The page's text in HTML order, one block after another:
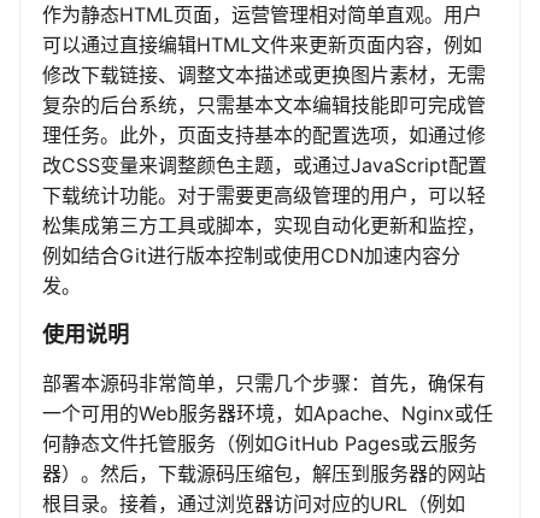
作为静态HTML页面，运营管理相对简单直观。用户
可以通过直接编辑HTML文件来更新页面内容，例如
修改下载链接、调整文本描述或更换图片素材，无需
复杂的后台系统，只需基本文本编辑技能即可完成管
理任务。此外，页面支持基本的配置选项，如通过修
改CSS变量来调整颜色主题，或通过JavaScript配置
下载统计功能。对于需要更高级管理的用户，可以轻
松集成第三方工具或脚本，实现自动化更新和监控，
例如结合Git进行版本控制或使用CDN加速内容分
发。
使用说明
部署本源码非常简单，只需几个步骤：首先，确保有
一个可用的Web服务器环境，如Apache、Nginx或任
何静态文件托管服务（例如GitHub Pages或云服务
器）。然后，下载源码压缩包，解压到服务器的网站
根目录。接着，通过浏览器访问对应的URL（例如